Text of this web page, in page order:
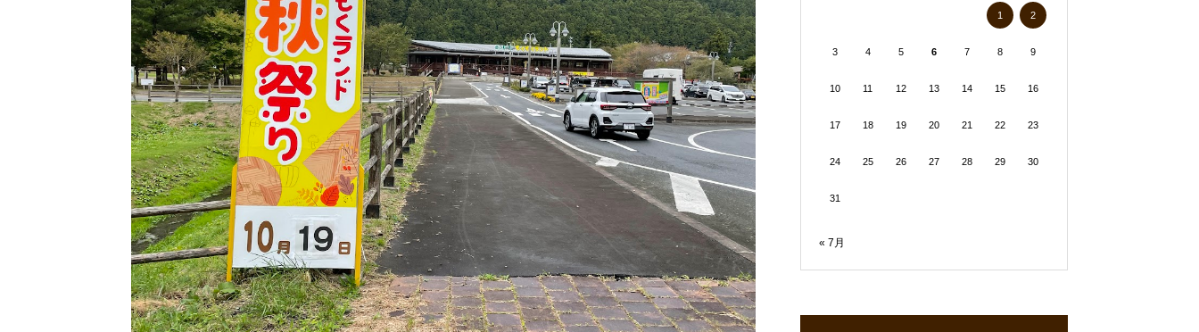
1 2
3 4 5 6 7 8 9
10 11 12 13 14 15 16
17 18 19 20 21 22 23
24 25 26 27 28 29 30
31
« 7月